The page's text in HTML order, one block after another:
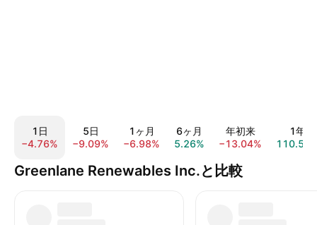
1日
−4.76%
5日
−9.09%
1ヶ月
−6.98%
6ヶ月
5.26%
年初来
−13.04%
1年
Greenlane Renewables Inc.と比較